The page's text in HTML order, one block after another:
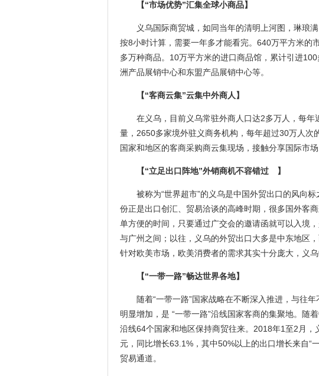
【“市场优势”汇集全球小商品】
义乌国际商贸城，如同当年的清明上河图，琳琅
按8小时计算，需要一年多才能看完。640万平方米的
多万种商品。10万平方米的进口商品馆，累计引进
洲产品展销中心和东盟产品展销中心等。
【“客商云集”云集中外商人】
在义乌，目前义乌常驻外商人口达2多万人，每
量，2650多家境外驻义商务机构，每年超过30万人次
国家和地区的客商采购商云集现场，接触分享国际市场
【“立足出口阵地”外销商机不容错过 】
被称为“世界超市”的义乌是中国外贸出口的风向
份正是出口创汇、贸易洽谈的高峰时期，很多国外客
单方便的时间，只要通过广交会的邀请函就可以入境
与广州之间；以往，义乌的外贸出口大多是中东地区
针对欧美市场，欧美消费者的需求其实十分庞大，义
【“一带一路”畅达世界各地】
随着“一带一路”国家战略在不断深入推进，与往
明显增加，是 “一带一路”沿线国家客商的集聚地。随
沿线64个国家和地区保持商贸往来。2018年1至2月，
元，同比增长63.1%，其中50%以上的出口增长来自“
贸易通道。